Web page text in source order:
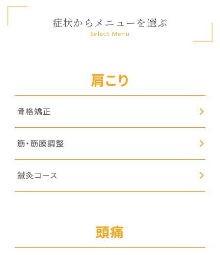
症状からメニューを選ぶ
Select Menu
肩こり
骨格矯正
筋・筋膜調整
鍼灸コース
頭痛